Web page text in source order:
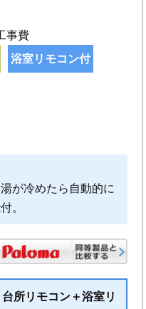
事費
浴室リモコン付
が冷めたら自動的に
。
所リモコン＋浴室リ